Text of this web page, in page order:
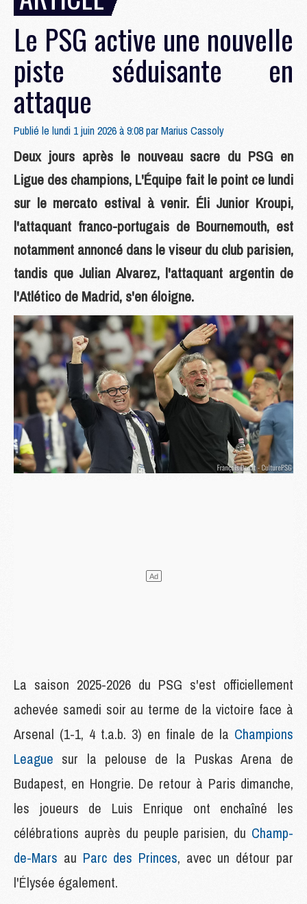
Le PSG active une nouvelle
piste séduisante en
attaque
Publié le lundi 1 juin 2026 à 9:08 parMarius Cassoly
Deux jours après le nouveau sacre du PSG en
Ligue des champions, L'Équipe fait le point ce lundi
sur le mercato estival à venir. Éli Junior Kroupi,
l'attaquant franco-portugais de Bournemouth, est
notamment annoncé dans le viseur du club parisien,
tandis que Julian Alvarez, l'attaquant argentin de
l'Atlético de Madrid, s'en éloigne.
La saison 2025-2026 du PSG s'est officiellement
achevée samedi soir au terme de la victoire face à
Arsenal (1-1, 4 t.a.b. 3) en finale de la Champions
League sur la pelouse de la Puskas Arena de
Budapest, en Hongrie. De retour à Paris dimanche,
les joueurs de Luis Enrique ont enchaîné les
célébrations auprès du peuple parisien, du Champ-
de-Mars au Parc des Princes, avec un détour par
l'Élysée également.